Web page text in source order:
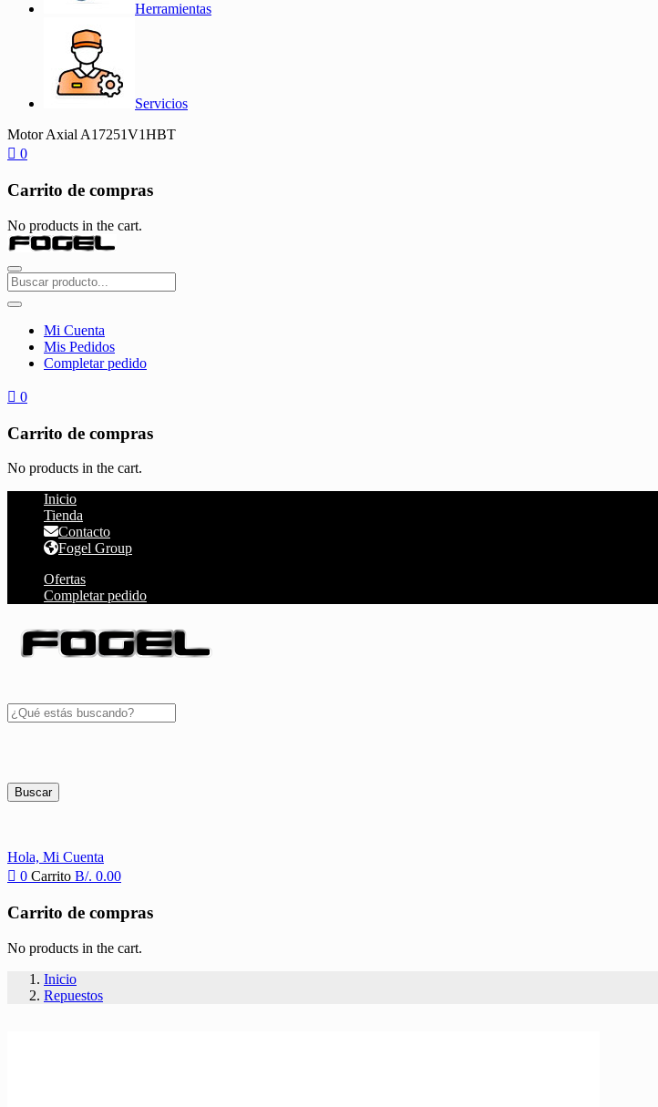
Herramientas
Servicios
Motor Axial A17251V1HBT
0
Carrito de compras
No products in the cart.
Mi Cuenta
Mis Pedidos
Completar pedido
0
Carrito de compras
No products in the cart.
Inicio
Tienda
Contacto
Fogel Group
Ofertas
Completar pedido
Buscar
Hola, Mi Cuenta
0 Carrito B/. 0.00
Carrito de compras
No products in the cart.
Inicio
Repuestos